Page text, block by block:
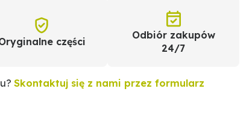
części
Odbiór zakupów
24/7
Skontaktuj się z nami przez formularz